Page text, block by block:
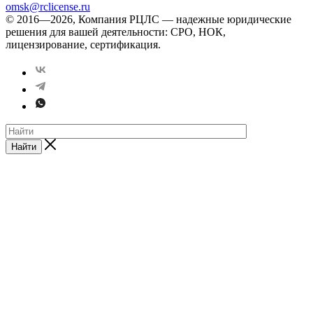
omsk@rclicense.ru
© 2016—2026, Компания РЦЛС — надежные юридические
решения для вашей деятельности: СРО, НОК,
лицензирование, сертификация.
Найти